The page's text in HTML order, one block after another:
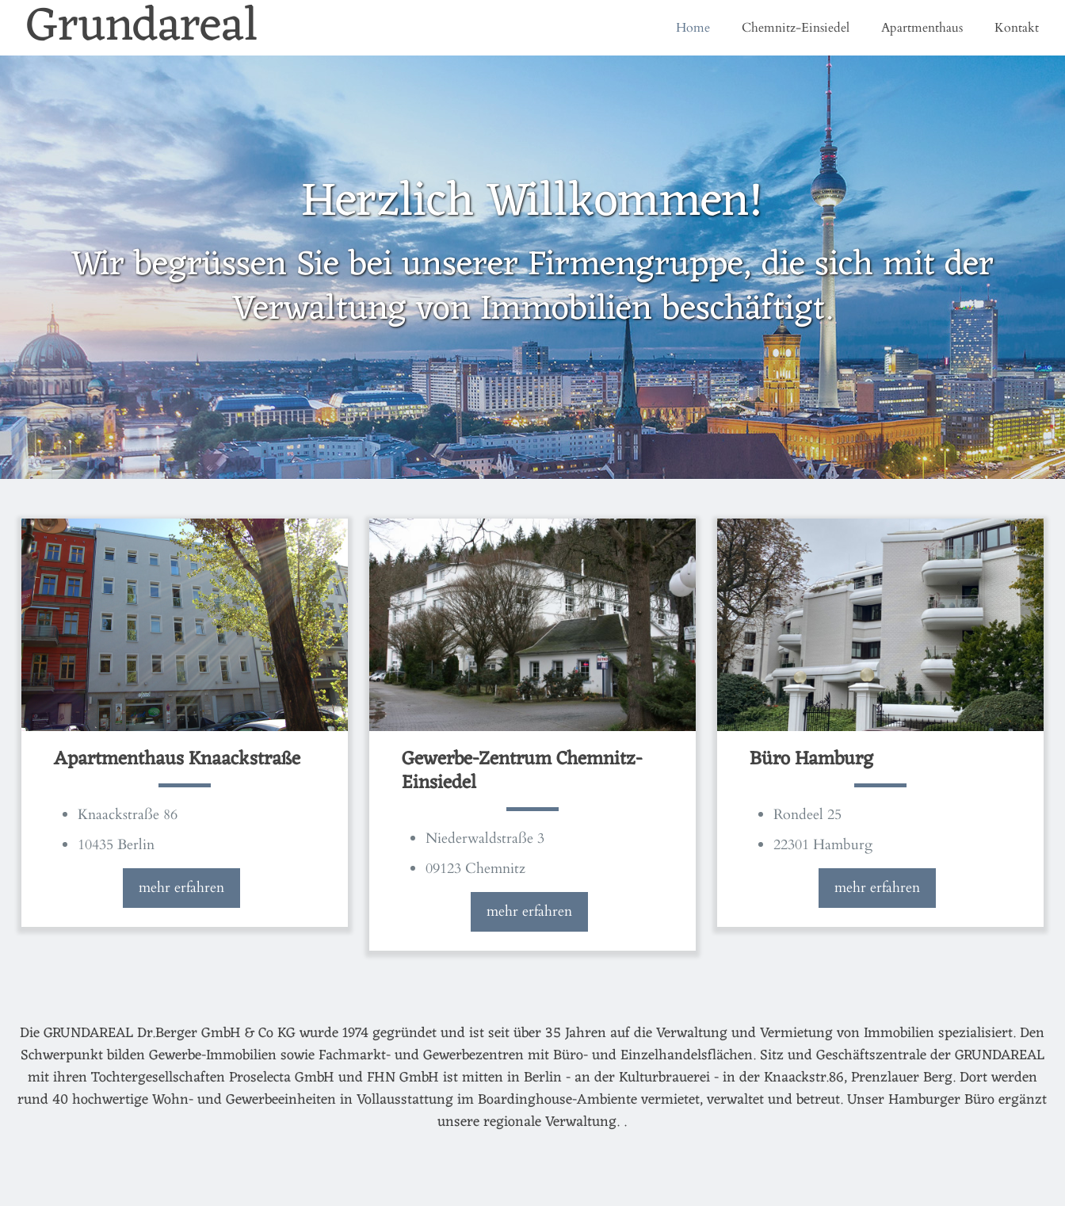
Grundareal Home Chemnitz-Einsiedel Apartmenthaus Kontakt
Herzlich Willkommen!
Wir begrüssen Sie bei unserer Firmengruppe, die sich mit der
Verwaltung von Immobilien beschäftigt.
Apartmenthaus Knaackstraße
Knaackstraße 86
10435 Berlin
mehr erfahren
Gewerbe-Zentrum Chemnitz-
Einsiedel
Niederwaldstraße 3
09123 Chemnitz
mehr erfahren
Büro Hamburg
Rondeel 25
22301 Hamburg
mehr erfahren
Die GRUNDAREAL Dr.Berger GmbH & Co KG wurde 1974 gegründet und ist seit über 35 Jahren auf die Verwaltung und Vermietung von Immobilien spezialisiert. Den
Schwerpunkt bilden Gewerbe-Immobilien sowie Fachmarkt- und Gewerbezentren mit Büro- und Einzelhandelsflächen. Sitz und Geschäftszentrale der GRUNDAREAL
mit ihren Tochtergesellschaften Proselecta GmbH und FHN GmbH ist mitten in Berlin - an der Kulturbrauerei - in der Knaackstr.86, Prenzlauer Berg. Dort werden
rund 40 hochwertige Wohn- und Gewerbeeinheiten in Vollausstattung im Boardinghouse-Ambiente vermietet, verwaltet und betreut. Unser Hamburger Büro ergänzt
unsere regionale Verwaltung. .